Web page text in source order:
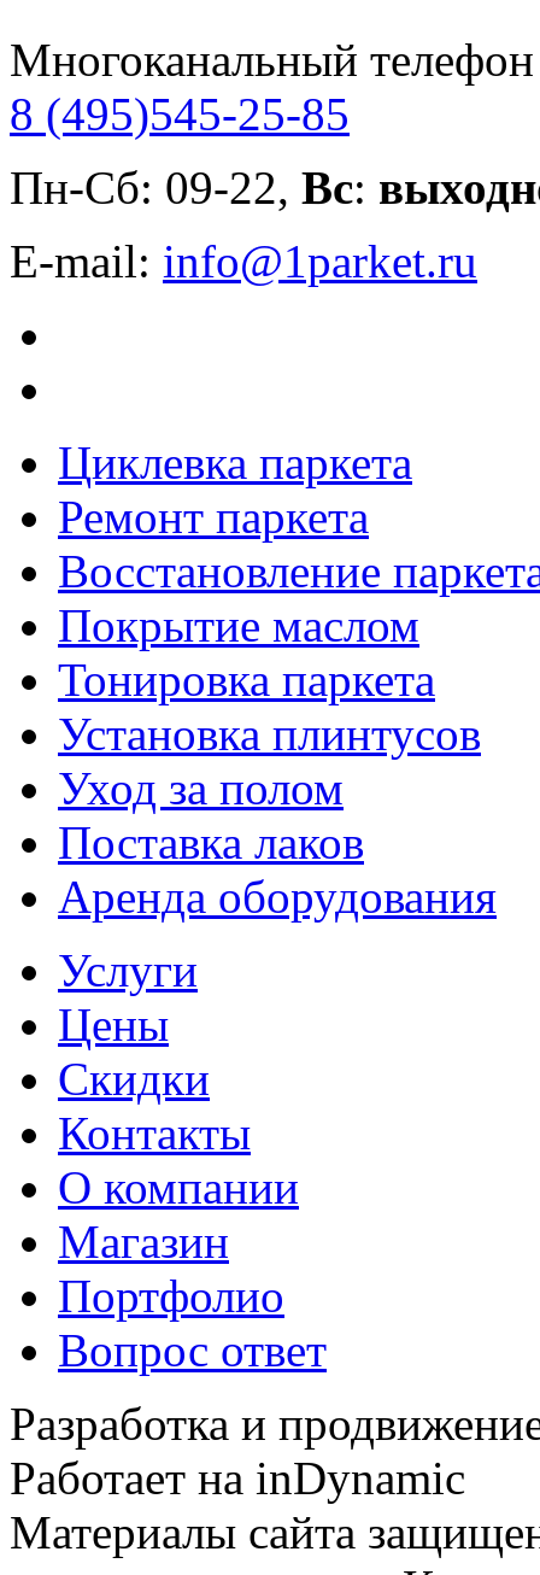
Многоканальный телефон
8 (495)545-25-85
Пн-Сб: 09-22, Вс:
E-mail: info@1parket.ru
Циклевка паркета
Ремонт паркета
Восстановление
Покрытие маслом
Тонировка паркета
Установка плинтусов
Уход за полом
Поставка лаков
Аренда оборудования
Услуги
Цены
Скидки
Контакты
О компании
Магазин
Портфолио
Вопрос ответ
Разработка и
Работает на inDynamic
Материалы сайта